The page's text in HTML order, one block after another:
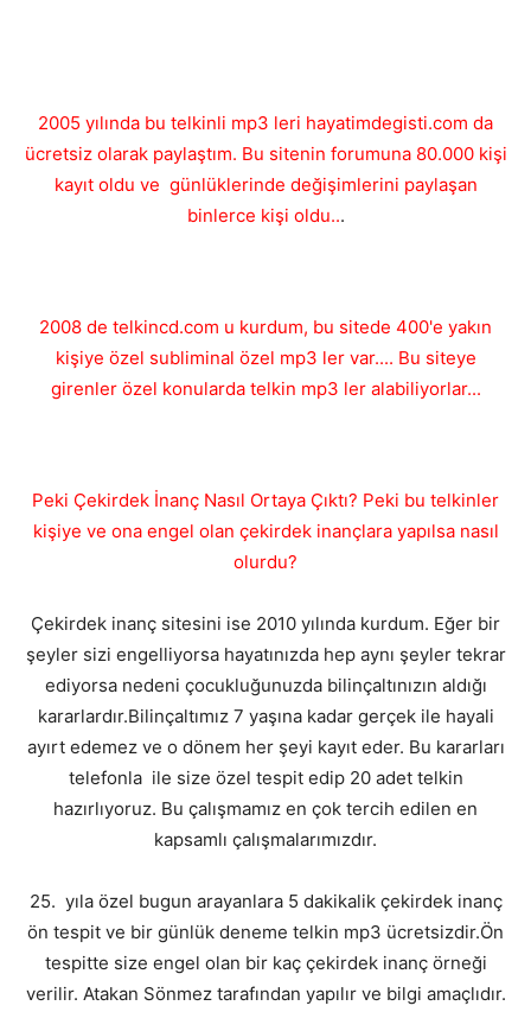
2005 yılında bu telkinli mp3 leri hayatimdegisti.com da
ücretsiz olarak paylaştım. Bu sitenin forumuna 80.000 kişi
kayıt oldu ve günlüklerinde değişimlerini paylaşan
binlerce kişi oldu...
2008 de telkincd.com u kurdum, bu sitede 400'e yakın
kişiye özel subliminal özel mp3 ler var.... Bu siteye
girenler özel konularda telkin mp3 ler alabiliyorlar...
Peki Çekirdek İnanç Nasıl Ortaya Çıktı? Peki bu telkinler
kişiye ve ona engel olan çekirdek inançlara yapılsa nasıl
olurdu?
Çekirdek inanç sitesini ise 2010 yılında kurdum. Eğer bir
şeyler sizi engelliyorsa hayatınızda hep aynı şeyler tekrar
ediyorsa nedeni çocukluğunuzda bilinçaltınızın aldığı
kararlardır.Bilinçaltımız 7 yaşına kadar gerçek ile hayali
ayırt edemez ve o dönem her şeyi kayıt eder. Bu kararları
telefonla ile size özel tespit edip 20 adet telkin
hazırlıyoruz. Bu çalışmamız en çok tercih edilen en
kapsamlı çalışmalarımızdır.
25. yıla özel bugun arayanlara 5 dakikalik çekirdek inanç
ön tespit ve bir günlük deneme telkin mp3 ücretsizdir.Ön
tespitte size engel olan bir kaç çekirdek inanç örneği
verilir. Atakan Sönmez tarafından yapılır ve bilgi amaçlıdır.